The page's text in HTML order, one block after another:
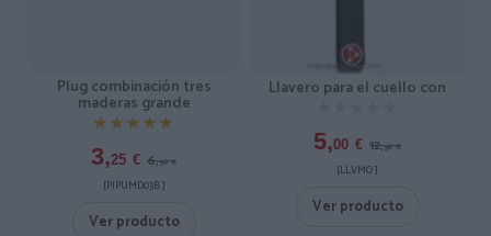
Plug combinación tres
maderas grande
★★★★★
★★★★★
3,25 € 6,50 €
[PIPUMD03B ]
Ver producto
Llavero para el cuello con
5,00 € 12,50 €
[LLVMO ]
Ver producto